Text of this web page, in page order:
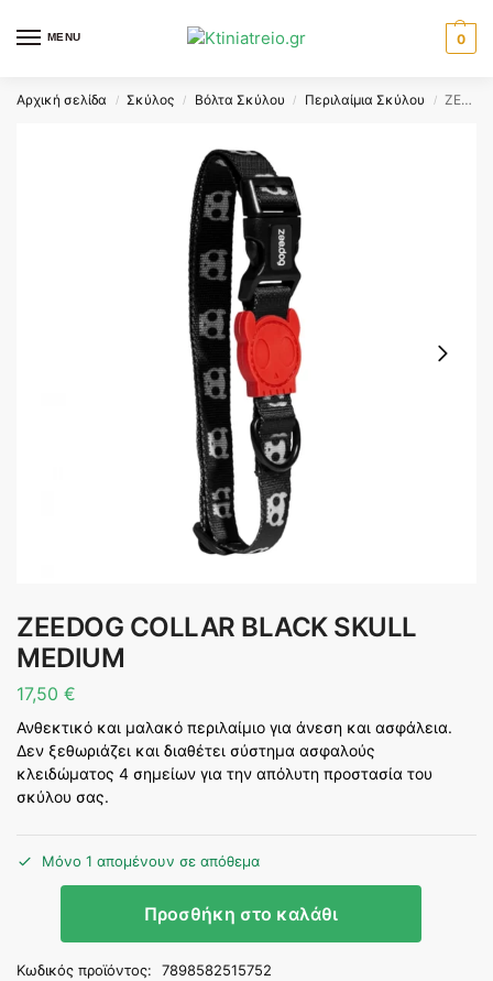
MENU 0
Αρχική σελίδα / Σκύλος / Βόλτα Σκύλου / Περιλαίμια Σκύλου / ZEEDOG COLLAR BLACK SKULL MEDIUM
ZEEDOG COLLAR BLACK SKULL
MEDIUM
17,50 €
Ανθεκτικό και μαλακό περιλαίμιο για άνεση και ασφάλεια.
Δεν ξεθωριάζει και διαθέτει σύστημα ασφαλούς
κλειδώματος 4 σημείων για την απόλυτη προστασία του
σκύλου σας.
Μόνο 1 απομένουν σε απόθεμα
Προσθήκη στο καλάθι
Κωδικός προϊόντος:
7898582515752